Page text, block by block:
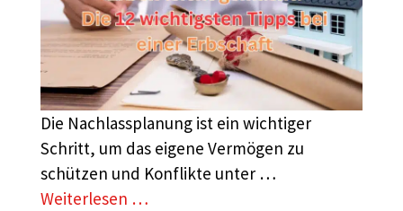
Die Nachlassplanung ist ein wichtiger
Schritt, um das eigene Vermögen zu
schützen und Konflikte unter …
Weiterlesen …